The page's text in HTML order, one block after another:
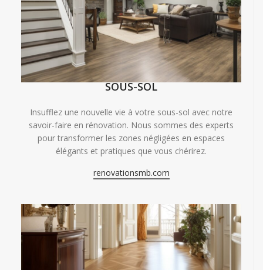
SOUS-SOL
Insufflez une nouvelle vie à votre sous-sol avec notre
savoir-faire en rénovation. Nous sommes des experts
pour transformer les zones négligées en espaces
élégants et pratiques que vous chérirez.
renovationsmb.com